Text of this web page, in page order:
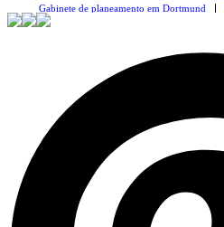
Gabinete de planeamento em Dortmund